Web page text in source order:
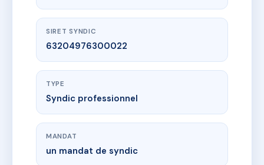
SIRET SYNDIC
63204976300022
TYPE
Syndic professionnel
MANDAT
un mandat de syndic